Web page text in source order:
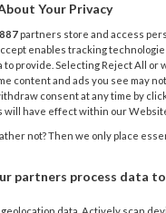
in de top drie
is echter sprake
stelt professor
Amsterdam
en polsklachten
aan de
Your Privacy
887 partners store and access
enables tracking
to provide. Selecting Reject All
content and ads you see may
consent at any time by
will have effect within our
not? Then we only place
partners process data